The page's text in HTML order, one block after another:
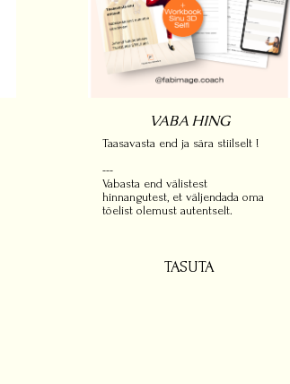
VABA HING
Taasavasta end ja sära stiilselt !
---
Vabasta end välistest
hinnangutest, et väljendada oma
tõelist olemust autentselt.
TASUTA